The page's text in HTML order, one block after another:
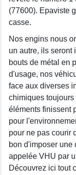
(77600). Epaviste
casse.
Nos engins nous
un autre, ils seront
bouts de métal en
d'usage, nos
face aux diverses
chimiques
éléments finissent
pour
pour ne pas courir
bon d'imposer une
appelée VHU par
Découvrez ici tout